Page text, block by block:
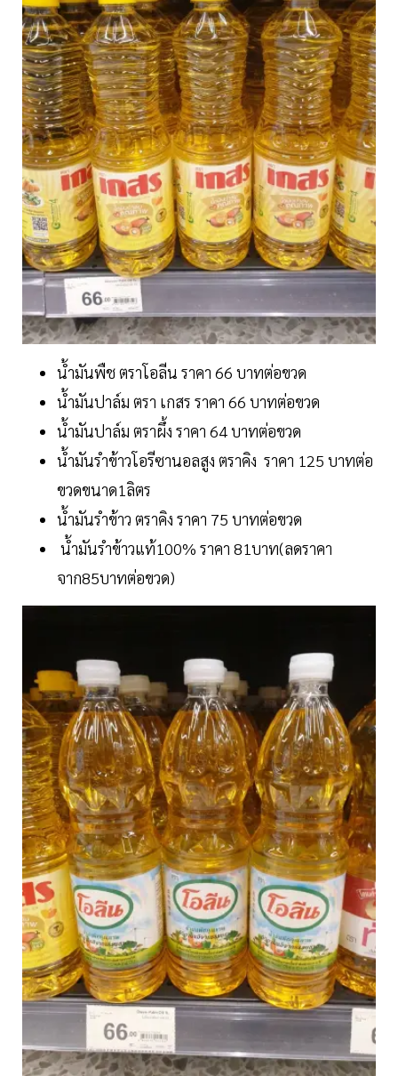
น้ำมันพืช ตราโอลีน ราคา 66 บาทต่อขวด
น้ำมันปาล์ม ตรา เกสร ราคา 66 บาทต่อขวด
น้ำมันปาล์ม ตราผึ้ง ราคา 64 บาทต่อขวด
น้ำมันรำข้าวโอรีซานอลสูง ตราคิง ราคา 125 บาทต่อ
ขวดขนาด1ลิตร
น้ำมันรำข้าว ตราคิง ราคา 75 บาทต่อขวด
น้ำมันรำข้าวแท้100% ราคา 81บาท(ลดราคา
จาก85บาทต่อขวด)